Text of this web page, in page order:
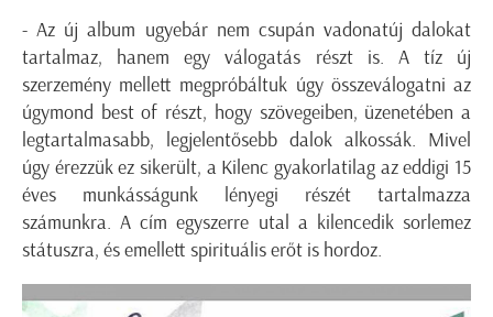
- Az új album ugyebár nem csupán vadonatúj dalokat
tartalmaz, hanem egy válogatás részt is. A tíz új
szerzemény mellett megpróbáltuk úgy összeválogatni az
úgymond best of részt, hogy szövegeiben, üzenetében a
legtartalmasabb, legjelentősebb dalok alkossák. Mivel
úgy érezzük ez sikerült, a Kilenc gyakorlatilag az eddigi 15
éves munkásságunk lényegi részét tartalmazza
számunkra. A cím egyszerre utal a kilencedik sorlemez
státuszra, és emellett spirituális erőt is hordoz.